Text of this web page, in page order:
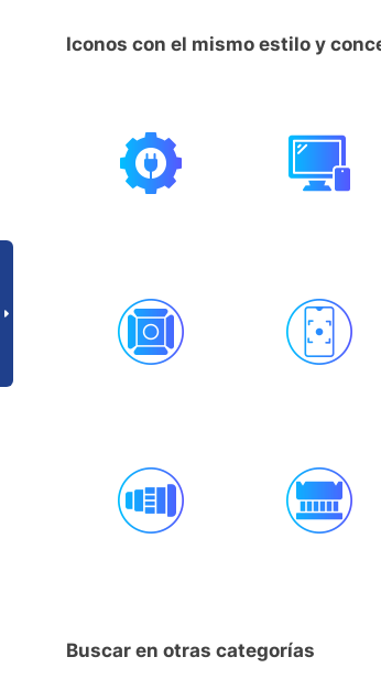
Iconos con el mismo estilo y
Buscar en otras categorías